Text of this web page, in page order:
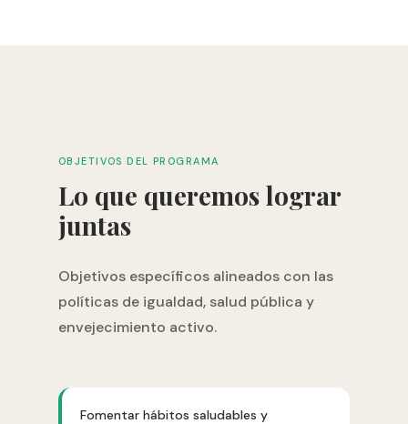
OBJETIVOS DEL PROGRAMA
Lo que queremos lograr
juntas
Objetivos específicos alineados con las
políticas de igualdad, salud pública y
envejecimiento activo.
Fomentar hábitos saludables y